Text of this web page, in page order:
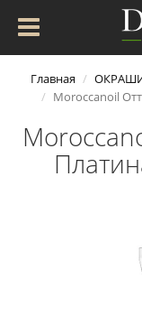
Главная
Moroccanoil